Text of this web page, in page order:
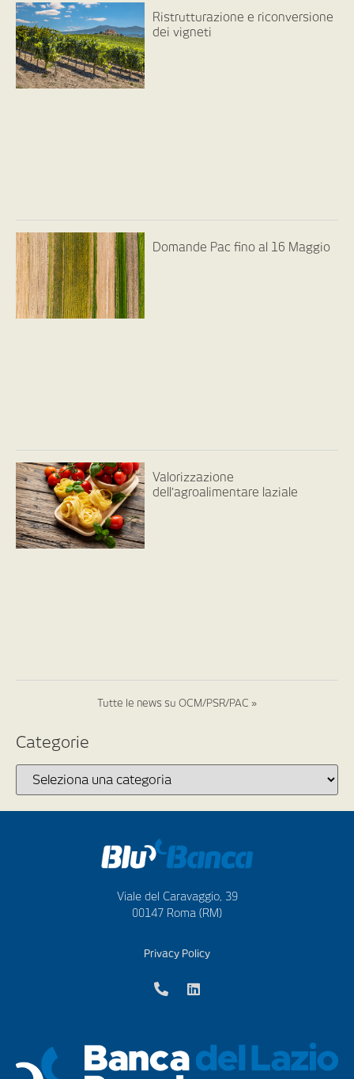
Ristrutturazione e riconversione
dei vigneti
Domande Pac fino al 16 Maggio
Valorizzazione
dell’agroalimentare laziale
Tutte le news su OCM/PSR/PAC »
Categorie
Viale del Caravaggio, 39
00147 Roma (RM)
Privacy Policy